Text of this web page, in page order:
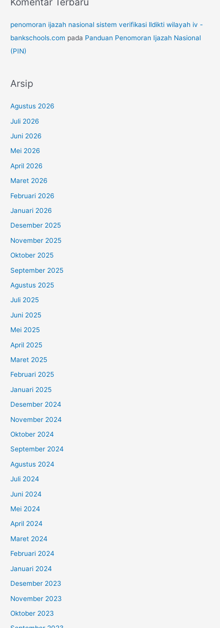
penomoran ijazah nasional sistem verifikasi lldikti wilayah iv -
bankschools.com pada Panduan Penomoran Ijazah Nasional
(PIN)
Arsip
Agustus 2026
Juli 2026
Juni 2026
Mei 2026
April 2026
Maret 2026
Februari 2026
Januari 2026
Desember 2025
November 2025
Oktober 2025
September 2025
Agustus 2025
Juli 2025
Juni 2025
Mei 2025
April 2025
Maret 2025
Februari 2025
Januari 2025
Desember 2024
November 2024
Oktober 2024
September 2024
Agustus 2024
Juli 2024
Juni 2024
Mei 2024
April 2024
Maret 2024
Februari 2024
Januari 2024
Desember 2023
November 2023
Oktober 2023